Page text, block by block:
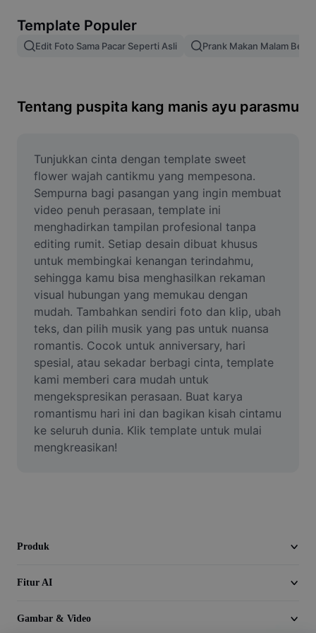
Gabung gambar
Ubah Ukuran Gambar
Pembuat Meme
AI Text Remover
AI People Remover
AI Inpainting
Face Cutout
Video
Hapus latar belakang video
Tingkatkan kualitas
Editor Video
Pangkas Video
Template Populer
Edit Foto Sama Pacar Seperti Asli Prank Makan Malam
Tentang puspita kang manis ayu parasmu
Tunjukkan cinta dengan template sweet
flower wajah cantikmu yang mempesona.
Sempurna bagi pasangan yang ingin membuat
video penuh perasaan, template ini
menghadirkan tampilan profesional tanpa
editing rumit. Setiap desain dibuat khusus
untuk membingkai kenangan terindahmu,
sehingga kamu bisa menghasilkan rekaman
visual hubungan yang memukau dengan
mudah. Tambahkan sendiri foto dan klip, ubah
teks, dan pilih musik yang pas untuk nuansa
romantis. Cocok untuk anniversary, hari
spesial, atau sekadar berbagi cinta, template
kami memberi cara mudah untuk
mengekspresikan perasaan. Buat karya
romantismu hari ini dan bagikan kisah cintamu
ke seluruh dunia. Klik template untuk mulai
mengkreasikan!
Produk
Fitur AI
Gambar & Video